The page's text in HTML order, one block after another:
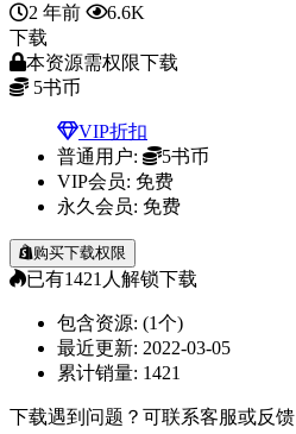
2 年前
6.6K
下载
本资源需权限下载
5书币
VIP折扣
普通用户:
5书币
VIP会员: 免费
永久会员: 免费
购买下载权限
已有1421人解锁下载
包含资源: (1个)
最近更新: 2022-03-05
累计销量: 1421
下载遇到问题？可联系客服或反馈